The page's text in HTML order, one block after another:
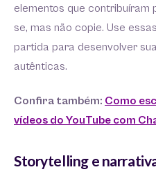
elementos que contribuíram
se, mas não copie. Use
partida para desenvolver
autênticas.
Confira também: Como
vídeos do YouTube com
Storytelling e